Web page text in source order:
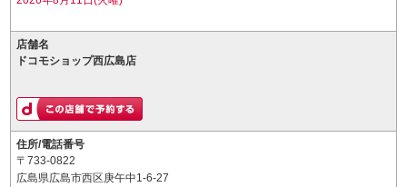
店舗名
ドコモショップ西広島店
住所/電話番号
〒733-0822
広島県広島市西区庚午中1-6-27